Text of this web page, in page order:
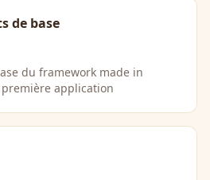
de base
du framework made in
application